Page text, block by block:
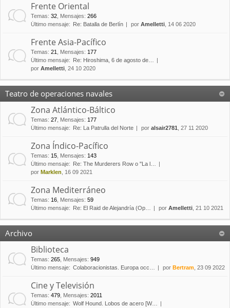
Frente Oriental
Temas: 32 Mensajes: 266
Último mensaje:
Re: Batalla de Berlín por Amelletti , 14 06 2020
Frente Asia-Pacífico
Temas: 21 Mensajes: 177
Último mensaje:
Re: Hiroshima, 6 de agosto de…
por Amelletti , 24 10 2020
Teatro de operaciones navales
Zona Atlántico-Báltico
Temas: 27 Mensajes: 177
Último mensaje:
Re: La Patrulla del Norte por alsair2781 , 27 11 2020
Zona Índico-Pacífico
Temas: 15 Mensajes: 143
Último mensaje:
Re: The Murderers Row o "La l…
por Marklen , 16 09 2021
Zona Mediterráneo
Temas: 16 Mensajes: 59
Último mensaje:
Re: El Raid de Alejandría (Op… por Amelletti , 21 10 2021
Archivo
Biblioteca
Temas: 265 Mensajes: 949
Último mensaje: Colaboracionistas. Europa occ… por Bertram , 23 09 2022
Cine y Televisión
Temas: 479 Mensajes: 2011
Último mensaje: Wolf Hound. Lobos de acero [W…